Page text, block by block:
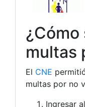
multas
El CNE
multas por no
Ingresar al